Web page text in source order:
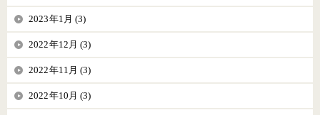
2023年1月 (3)
2022年12月 (3)
2022年11月 (3)
2022年10月 (3)